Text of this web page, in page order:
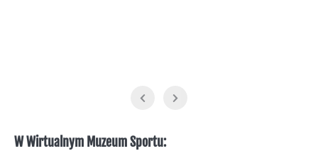
W Wirtualnym Muzeum Sportu: